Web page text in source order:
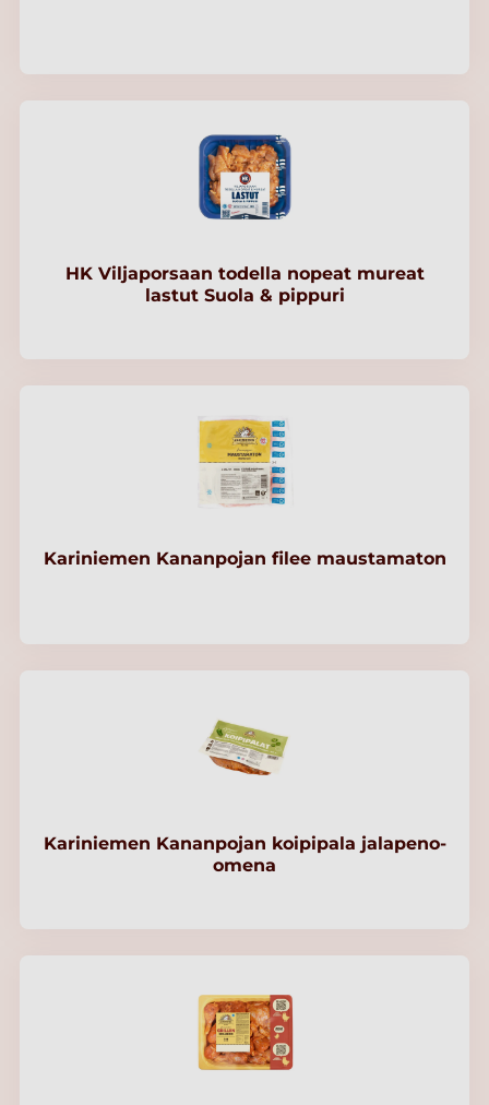
HK Viljaporsaan todella nopeat mureat
lastut Suola & pippuri
Kariniemen Kananpojan filee maustamaton
Kariniemen Kananpojan koipipala jalapeno-
omena